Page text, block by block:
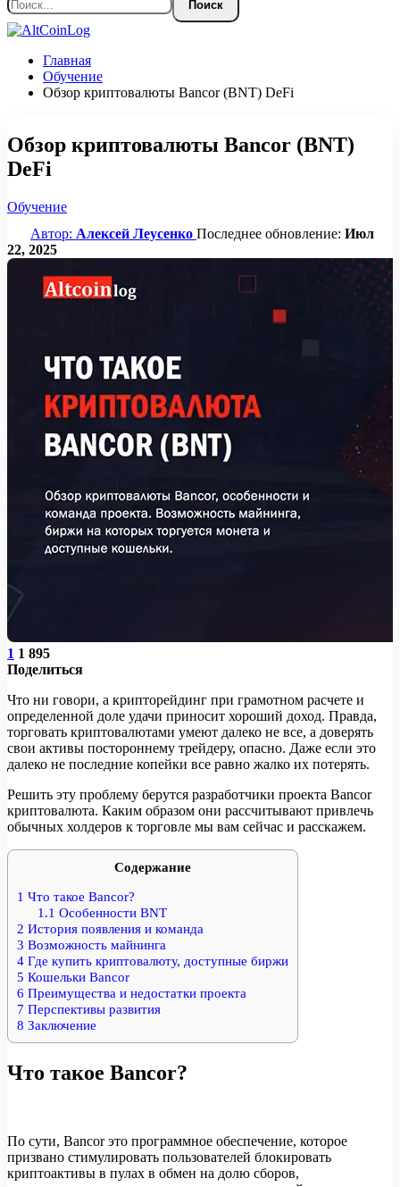
Главная
Обучение
Обзор криптовалюты Bancor (BNT) DeFi
Обзор криптовалюты Bancor (BNT)
DeFi
Обучение
Автор: Алексей Леусенко Последнее обновление: Июл
22, 2025
1 1 895
Поделиться
Что ни говори, а крипторейдинг при грамотном расчете и
определенной доле удачи приносит хороший доход. Правда,
торговать криптовалютами умеют далеко не все, а доверять
свои активы постороннему трейдеру, опасно. Даже если это
далеко не последние копейки все равно жалко их потерять.
Решить эту проблему берутся разработчики проекта Bancor
криптовалюта. Каким образом они рассчитывают привлечь
обычных холдеров к торговле мы вам сейчас и расскажем.
Содержание
1 Что такое Bancor?
1.1 Особенности BNT
2 История появления и команда
3 Возможность майнинга
4 Где купить криптовалюту, доступные биржи
5 Кошельки Bancor
6 Преимущества и недостатки проекта
7 Перспективы развития
8 Заключение
Что такое Bancor?
По сути, Bancor это программное обеспечение, которое
призвано стимулировать пользователей блокировать
криптоактивы в пулах в обмен на долю сборов,